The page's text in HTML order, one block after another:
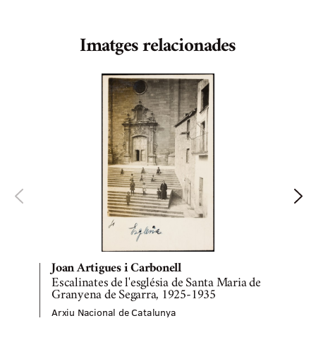
Imatges relacionades
Joan Artigues i Carbonell
Escalinates de l'església de Santa Maria de
Granyena de Segarra, 1925-1935
Arxiu Nacional de Catalunya